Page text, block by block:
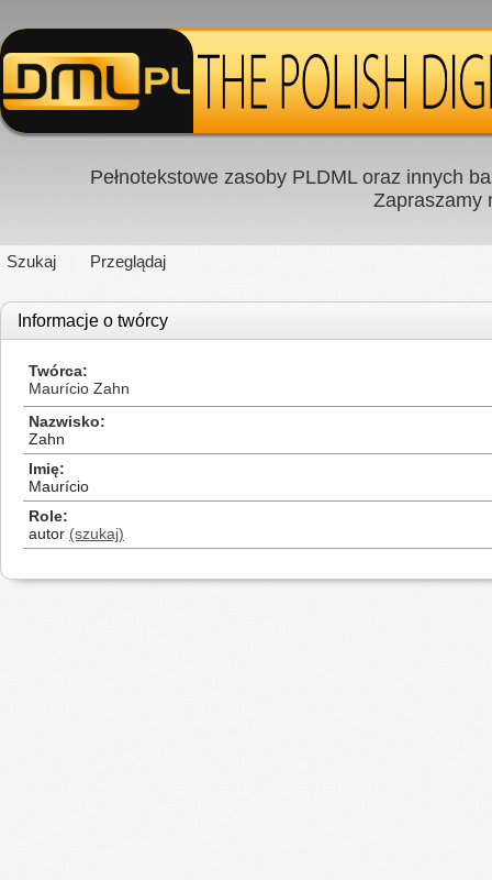
Pełnotekstowe zasoby PLDML oraz innych
Zapraszamy
Szukaj Przeglądaj
Informacje o twórcy
Twórca
Maurício Zahn
Nazwisko
Zahn
Imię
Maurício
Role
autor (szukaj)